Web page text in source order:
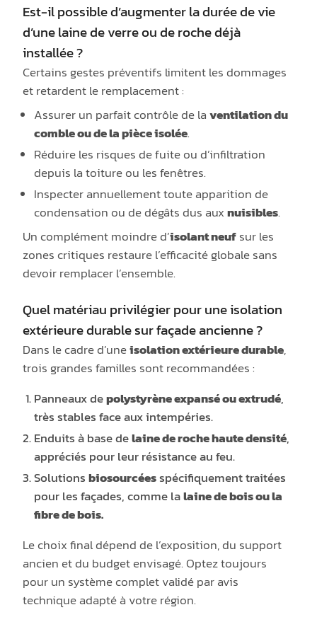
Est-il possible d’augmenter la durée de vie
d’une laine de verre ou de roche déjà
installée ?
Certains gestes préventifs limitent les dommages
et retardent le remplacement :
Assurer un parfait contrôle de laventilation du
comble ou de la pièce isolée.
Réduire les risques de fuite ou d’infiltration
depuis la toiture ou les fenêtres.
Inspecter annuellement toute apparition de
condensation ou de dégâts dus auxnuisibles.
Un complément moindre d’isolant neufsur les
zones critiques restaure l’efficacité globale sans
devoir remplacer l’ensemble.
Quel matériau privilégier pour une isolation
extérieure durable sur façade ancienne ?
Dans le cadre d’uneisolation extérieure durable,
trois grandes familles sont recommandées :
Panneaux depolystyrène expansé ou extrudé,
très stables face aux intempéries.
Enduits à base delaine de roche haute densité,
appréciés pour leur résistance au feu.
Solutionsbiosourcéesspécifiquement traitées
pour les façades, comme lalaine de bois ou la
fibre de bois.
Le choix final dépend de l’exposition, du support
ancien et du budget envisagé. Optez toujours
pour un système complet validé par avis
technique adapté à votre région.